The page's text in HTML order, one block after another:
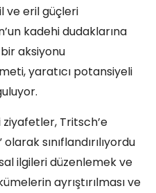
ve eril güçleri
kadehi dudaklarına
aksiyonu
yaratıcı potansiyeli
Tritsch’e
olarak sınıflandırılıyordu
ilgileri düzenlemek ve
ayrıştırılması ve